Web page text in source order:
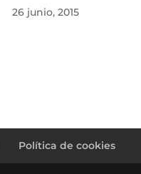
26 junio, 2015
Política de cookies